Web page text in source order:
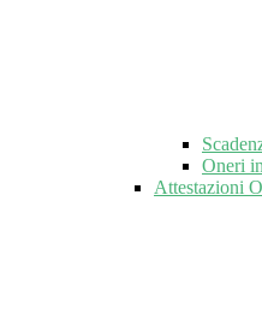
Oneri
Attestazioni